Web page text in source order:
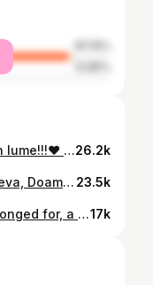
Nu v-aș schimba pentru NIMIC în lume!!!❤️ VĂ IUBESC INFINIT!!!🥹 #sistersforever #giftfromGOD26.2k
Undeva… Te-am pierdut pe undeva, Doamne… Erai așa de aproape și totuși nu Ți-am deschis ușa. Ni Te-au furat, Doamne, hoții de lumină. Te-au acoperit cu personaje ficționare și Te-au lăsat tot în ieslea rece. Nouă tuturor ne-au spus despre iarnă… despre o așa-numită magie a Crăciunului. Ne-au spus atât de multe lucruri spectaculoase, dar nimic despre Tine. Am confundat, Doamne, semnul cu darul. Am rămas niște magi uimiți de stea, fără să o mai urmăm, fără să mai facem sacrificiul de a trece prin și peste tot ce nu era important, pentru a Te găsi. Am rămas doar niște păstori în câmp, bucurându-ne de cântări divine, și n-am mai făcut pași către Tine. Am rămas, Doamne, Irozi… mereu egocentrici și reci. Tot pe Tine Te rugăm, scumpul nostru Prunc: dezamorțește-ne nu de frig, ci de noi și de alții, și umple-ne de Tine! *Ultimul cadru este preluat de la @fearthelamb #christmas #jesus #alliwantforchristmasisyou #family 23.5k
You’re the divine response I’ve longed for, a sacred chapter in the story of my prayers 🤍💍 📸 - @photographydefinesme17k